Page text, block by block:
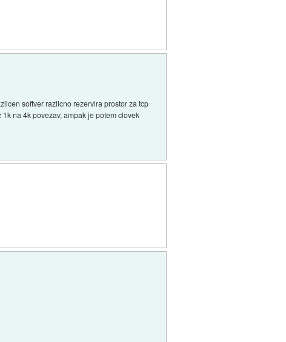
softver razlicno rezervira prostor za tcp
na 4k povezav, ampak je potem clovek